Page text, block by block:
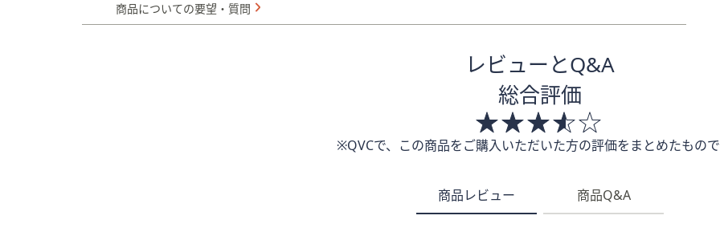
商品についての要望・質問
レビューとQ&A
総合評価
※QVCで、この商品をご購入いただいた方の評価をまとめたもの
商品レビュー 商品Q&A